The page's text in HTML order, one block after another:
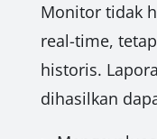
Monitor tidak
real-time,
historis.
dihasilkan